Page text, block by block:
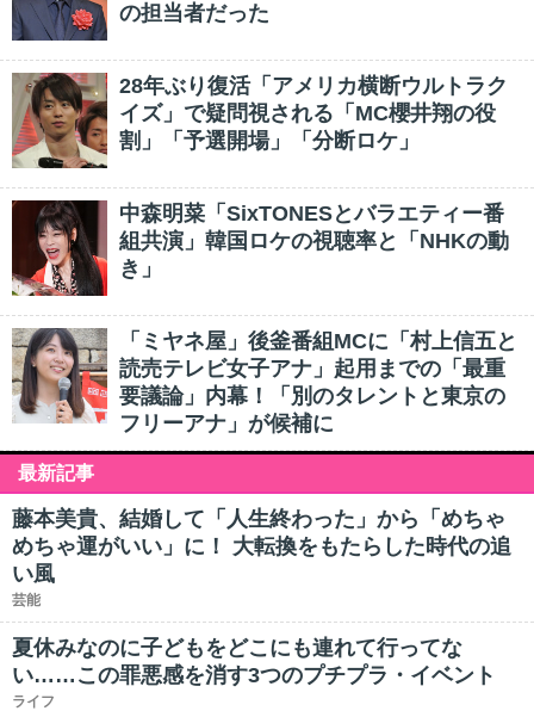
の担当者だった
28年ぶり復活「アメリカ横断ウルトラク
イズ」で疑問視される「MC櫻井翔の役
割」「予選開場」「分断ロケ」
中森明菜「SixTONESとバラエティー番
組共演」韓国ロケの視聴率と「NHKの動
き」
「ミヤネ屋」後釜番組MCに「村上信五と
読売テレビ女子アナ」起用までの「最重
要議論」内幕！「別のタレントと東京の
フリーアナ」が候補に
最新記事
藤本美貴、結婚して「人生終わった」から「めちゃ
めちゃ運がいい」に！ 大転換をもたらした時代の追
い風
芸能
夏休みなのに子どもをどこにも連れて行ってな
い……この罪悪感を消す3つのプチプラ・イベント
ライフ